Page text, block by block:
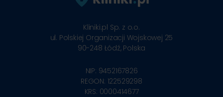
Kliniki.pl Sp. z o.o.
ul. Polskiej Organizacji Wojskowej 25
90-248 Łódź, Polska
NIP: 9452167826
REGON: 122529298
KRS: 0000414677